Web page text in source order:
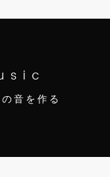
音を作る